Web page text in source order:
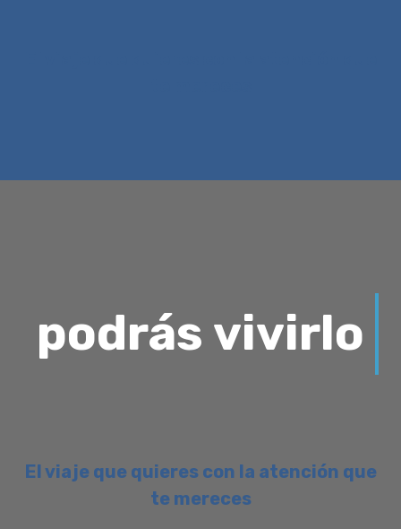
podrás vivirlo
El viaje que quieres con la atención que
te mereces